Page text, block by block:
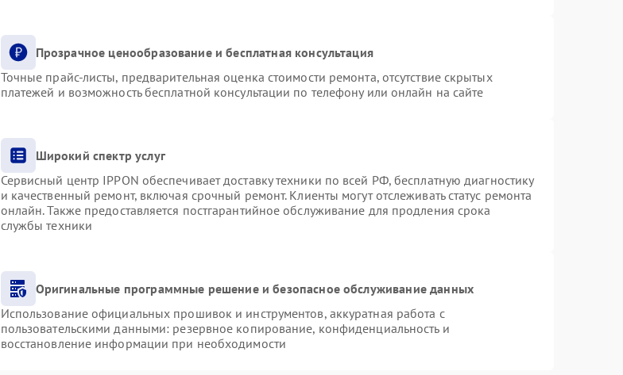
Прозрачное ценообразование и бесплатная консультация
Точные прайс-листы, предварительная оценка стоимости ремонта, отсутствие скрытых
платежей и возможность бесплатной консультации по телефону или онлайн на сайте
Широкий спектр услуг
Сервисный центр IPPON обеспечивает доставку техники по всей РФ, бесплатную диагностику
и качественный ремонт, включая срочный ремонт. Клиенты могут отслеживать статус ремонта
онлайн. Также предоставляется постгарантийное обслуживание для продления срока
службы техники
Оригинальные программные решение и безопасное обслуживание данных
Использование официальных прошивок и инструментов, аккуратная работа с
пользовательскими данными: резервное копирование, конфиденциальность и
восстановление информации при необходимости